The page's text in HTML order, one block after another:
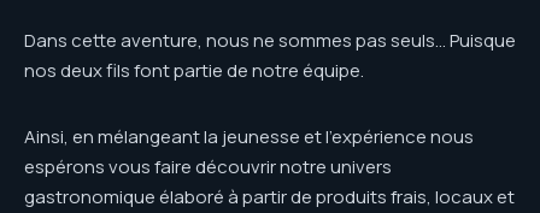
Dans cette aventure, nous ne sommes pas seuls… Puisque
nos deux fils font partie de notre équipe.
Ainsi, en mélangeant la jeunesse et l’expérience nous
espérons vous faire découvrir notre univers
gastronomique élaboré à partir de produits frais, locaux et